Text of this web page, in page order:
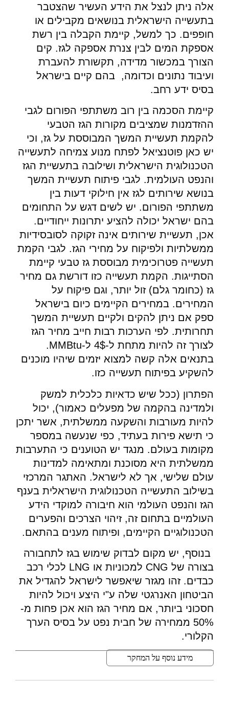
אלה ניתן לנצל את הידע העשיר שהצטבר
בתעשייה הישראלית בנושאים מקבילים או
חופפים. כך למשל, קיימת הקבלה בין רשת
אספקת המים לבין צנרת אספקה לגז. קים
הצורך במכשור מדידה, תקשורת להעברת
ועיבוד נתונים וכדומה, בהם קיים בישראל
בסיס ידע רחב.
קיימת הסכמה בין רוב משתתפי הפורום לגבי
ההזדמנות שמציבים מקורות הגז הטבעי
להקמת תעשיית המשך המבוססת על גז, וכי
יש כאן פוטנציאל לפתח מנוע צמיחה לתעשייה
הטכנולוגית הישראלית ושילובה בתעשיית הגז
והנפט העולמית. לגבי פיתוח תעשיית המשך
בנושא שירותים לגז אין חילוקי דעות בין
משתתפי הפורום. יש לשים דגש על התחומים
בהם ישראל יכולה להציע יתרונות ייחודיים.
אכן, תעשיית שירותים אינה זקוקה לסובסידיות
ממשלתיות ולפיקוח על מחירי הגז. לגבי הקמת
תעשייה פטרוכימית מבוססת גז טבעי קיימת
הסתייגות. הקמת תעשייה כזו דורשת גם מחיר
גז (כחומר גלם) זול יותר, וגם פיקוח על
המחירים. במחירים הקיימים כיום בישראל
ספק אם ניתן להקים ולקיים תעשיית המשך
תחרותית. לפי הערכות רבות חייב מחיר הגז
לצורך זה להיות מתחת ל-4$ ל-MMBtu.
בתנאים אלה קשה למצוא יזמים שיהיו מוכנים
להשקיע בפיתוח תעשייה כזו.
הפתרון (ככל שיש כדאיות כלכלית למשק
ולמדינה בהקמה של מפעלים כאמור), יכול
להיות מעורבות והשקעה ממשלתית, אשר יתכן
כי תישא פירות בעתיד, כפי שנעשה במספר
מקומות בעולם. מנגד יש הטוענים כי התערבות
ממשלתית היא מסוכנת ומתאימה למדינות
עולם שלישי, אך לא לישראל. האתגר המרכזי
בשילוב התעשייה הטכנולוגית הישראלית בענף
הגז והנפט העולמי הוא חיבורה למוקדי הידע
העולמיים בתחום זה, זיהוי הצרכים והפערים
הטכנולוגיים הקיימים, ופיתוח מענים בהתאם.
בנוסף, יש מקום לבדוק שימוש בגז לתחבורה
בצורה של CNG למכוניות או LNG לכלי רכב
כבדים. זהו מגזר שיאפשר לישראל להגדיל את
הביטחון האנרגטי שלה ע"י היצע ויכול להיות
חסכוני ביותר, אם מחיר הגז הוא אכן פחות מ-
50% ממחירה של חבית נפט על בסיס הערך
הקלורי.
מידע נוסף על המחקר